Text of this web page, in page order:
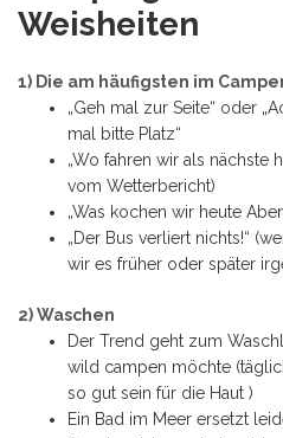
Weisheiten
1) Die am häufigsten im
„Geh mal zur Seite“ oder
mal bitte Platz“
„Wo fahren wir als nächste
vom Wetterbericht)
„Was kochen wir heute
„Der Bus verliert nichts!“
wir es früher oder später
2) Waschen
Der Trend geht zum
wild campen möchte
so gut sein für die Haut )
Ein Bad im Meer ersetzt